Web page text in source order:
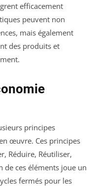
efficacement
peuvent non
mais également
des produits et
principes
œuvre. Ces principes
Réduire, Réutiliser,
de ces éléments joue un
fermés pour les